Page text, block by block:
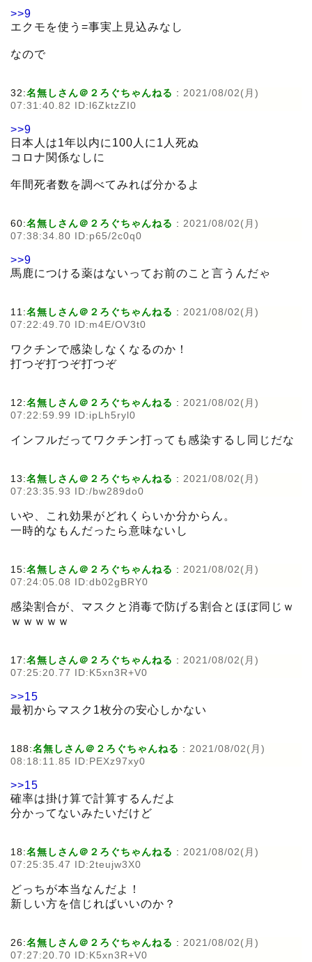
>>9
エクモを使う=事実上見込みなし
なので
32:名無しさん＠２ろぐちゃんねる : 2021/08/02(月)
07:31:40.82 ID:l6ZktzZI0
>>9
日本人は1年以内に100人に1人死ぬ
コロナ関係なしに
年間死者数を調べてみれば分かるよ
60:名無しさん＠２ろぐちゃんねる : 2021/08/02(月)
07:38:34.80 ID:p65/2c0q0
>>9
馬鹿につける薬はないってお前のこと言うんだゃ
11:名無しさん＠２ろぐちゃんねる : 2021/08/02(月)
07:22:49.70 ID:m4E/OV3t0
ワクチンで感染しなくなるのか！
打つぞ打つぞ打つぞ
12:名無しさん＠２ろぐちゃんねる : 2021/08/02(月)
07:22:59.99 ID:ipLh5ryl0
インフルだってワクチン打っても感染するし同じだな
13:名無しさん＠２ろぐちゃんねる : 2021/08/02(月)
07:23:35.93 ID:/bw289do0
いや、これ効果がどれくらいか分からん。
一時的なもんだったら意味ないし
15:名無しさん＠２ろぐちゃんねる : 2021/08/02(月)
07:24:05.08 ID:db02gBRY0
感染割合が、マスクと消毒で防げる割合とほぼ同じｗ
ｗｗｗｗｗ
17:名無しさん＠２ろぐちゃんねる : 2021/08/02(月)
07:25:20.77 ID:K5xn3R+V0
>>15
最初からマスク1枚分の安心しかない
188:名無しさん＠２ろぐちゃんねる : 2021/08/02(月)
08:18:11.85 ID:PEXz97xy0
>>15
確率は掛け算で計算するんだよ
分かってないみたいだけど
18:名無しさん＠２ろぐちゃんねる : 2021/08/02(月)
07:25:35.47 ID:2teujw3X0
どっちが本当なんだよ！
新しい方を信じればいいのか？
26:名無しさん＠２ろぐちゃんねる : 2021/08/02(月)
07:27:20.70 ID:K5xn3R+V0